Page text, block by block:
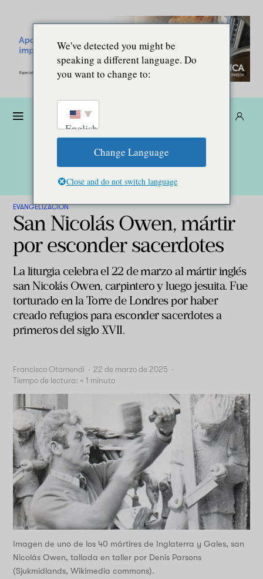
EVANGELIZACIÓN
San Nicolás Owen, mártir
por esconder sacerdotes
La liturgia celebra el 22 de marzo al mártir inglés
san Nicolás Owen, carpintero y luego jesuita. Fue
torturado en la Torre de Londres por haber
creado refugios para esconder sacerdotes a
primeros del siglo XVII.
Francisco Otamendi · 22 de marzo de 2025 ·
Tiempo de lectura: < 1 minuto
Imagen de uno de los 40 mártires de Inglaterra y Gales, san
Nicolás Owen, tallada en taller por Denis Parsons
(Sjukmidlands, Wikimedia commons).
We've detected you might be
speaking a different language. Do
you want to change to:
English
Change Language
Close and do not switch language